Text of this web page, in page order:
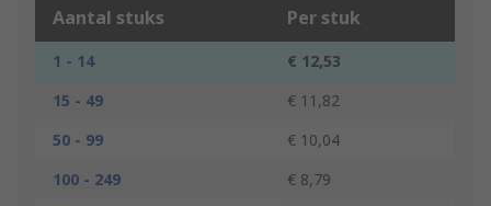
Aantal stuks Per stuk
1 - 14
€ 12,53
15 - 49
€ 11,82
50 - 99
€ 10,04
100 - 249
€ 8,79